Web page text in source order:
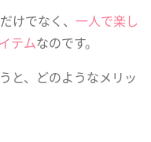
けでなく、 一人で楽し
テムなのです。
と、どのようなメリッ